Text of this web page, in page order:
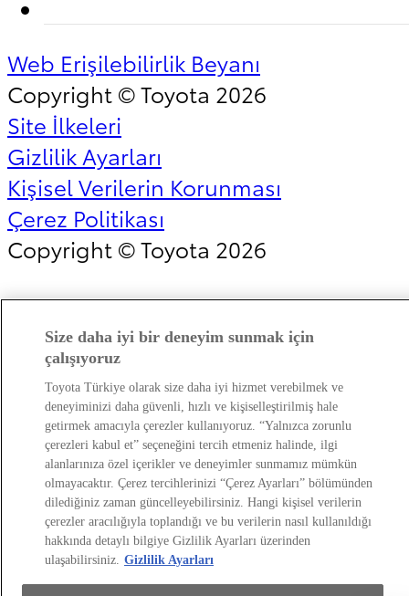
Web Erişilebilirlik Beyanı
Copyright © Toyota 2026
Site İlkeleri
Gizlilik Ayarları
Kişisel Verilerin Korunması
Çerez Politikası
Copyright © Toyota 2026
Size daha iyi bir deneyim sunmak için
çalışıyoruz
Toyota Türkiye olarak size daha iyi hizmet verebilmek ve
deneyiminizi daha güvenli, hızlı ve kişiselleştirilmiş hale
getirmek amacıyla çerezler kullanıyoruz. “Yalnızca zorunlu
çerezleri kabul et” seçeneğini tercih etmeniz halinde, ilgi
alanlarınıza özel içerikler ve deneyimler sunmamız mümkün
olmayacaktır. Çerez tercihlerinizi “Çerez Ayarları” bölümünden
dilediğiniz zaman güncelleyebilirsiniz. Hangi kişisel verilerin
çerezler aracılığıyla toplandığı ve bu verilerin nasıl kullanıldığı
hakkında detaylı bilgiye Gizlilik Ayarları üzerinden
ulaşabilirsiniz. Gizlilik Ayarları